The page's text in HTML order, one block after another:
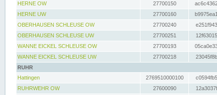
HERNE OW
27700150
HERNE UW
27700160
OBERHAUSEN SCHLEUSE OW
27700240
OBERHAUSEN SCHLEUSE UW
27700251
WANNE EICKEL SCHLEUSE OW
27700193
WANNE EICKEL SCHLEUSE UW
27700218
RUHR
Hattingen
2769510000100
RUHRWEHR OW
27600090